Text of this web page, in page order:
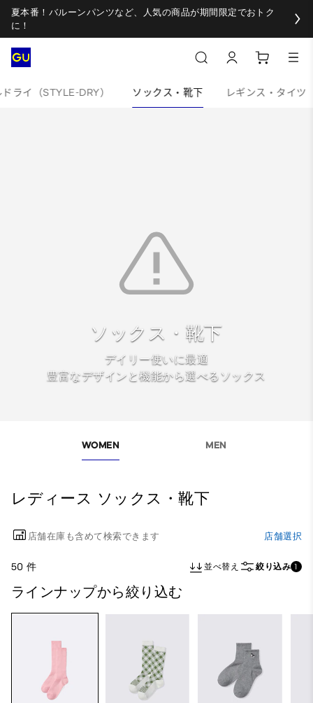
夏本番！バルーンパンツなど、人気の商品が期間限定でおトク
に！
ライ（STYLE-DRY） ソックス・靴下 レギンス・タイツ
ソックス・靴下
デイリー使いに最適
豊富なデザインと機能から選べるソックス
WOMEN MEN
レディース ソックス・靴下
店舗在庫も含めて検索できます 店舗選択
50 件 並べ替え 絞り込み 1
ラインナップから絞り込む